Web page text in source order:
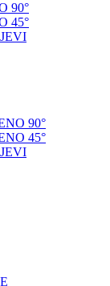
90°
45°
90°
45°